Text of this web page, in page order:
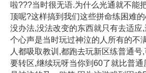
啦???当时很无语.为什么光通就不能
顶呢?这样搞到我们这些拼命练困难
没办法,没法改变的东西就只有去适应
个心声是当时玩过神泣的人所有的不
人都吸取教训,都跑去玩新区练普通号
要转区,继续玩呀当你到60了就比普通